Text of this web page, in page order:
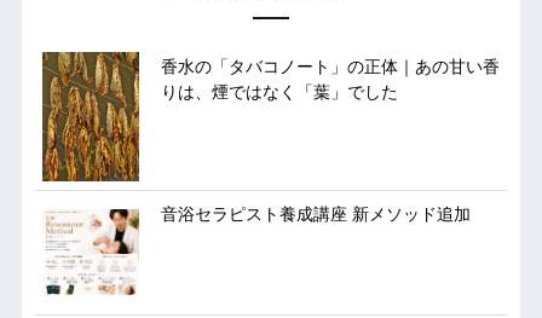
香水の「タバコノート」の正体｜あの甘い香
りは、煙ではなく「葉」でした
音浴セラピスト養成講座 新メソッド追加